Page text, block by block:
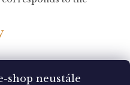
shop neustále